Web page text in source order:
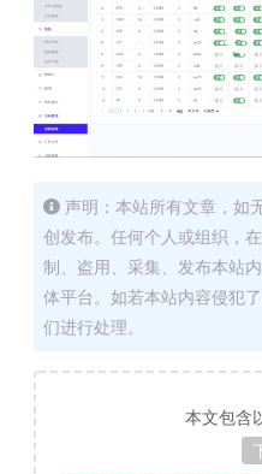
声明：本站所有文章，如
创发布。任何个人或组织，
制、盗用、采集、发布本站
体平台。如若本站内容侵犯
们进行处理。
本文包含